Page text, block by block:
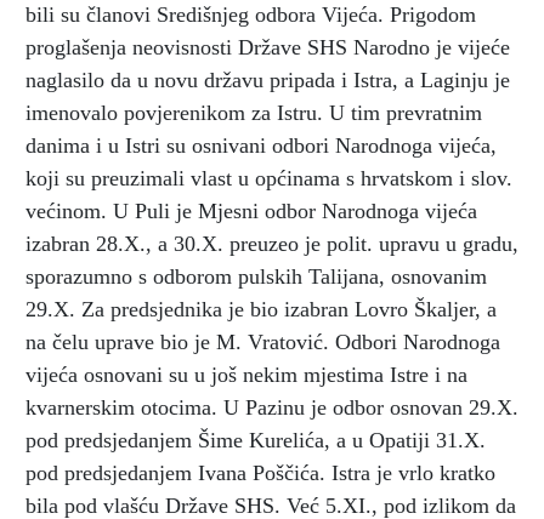
bili su članovi Središnjeg odbora Vijeća. Prigodom
proglašenja neovisnosti Države SHS Narodno je vijeće
naglasilo da u novu državu pripada i Istra, a Laginju je
imenovalo povjerenikom za Istru. U tim prevratnim
danima i u Istri su osnivani odbori Narodnoga vijeća,
koji su preuzimali vlast u općinama s hrvatskom i slov.
većinom. U Puli je Mjesni odbor Narodnoga vijeća
izabran 28.X., a 30.X. preuzeo je polit. upravu u gradu,
sporazumno s odborom pulskih Talijana, osnovanim
29.X. Za predsjednika je bio izabran Lovro Škaljer, a
na čelu uprave bio je M. Vratović. Odbori Narodnoga
vijeća osnovani su u još nekim mjestima Istre i na
kvarnerskim otocima. U Pazinu je odbor osnovan 29.X.
pod predsjedanjem Šime Kurelića, a u Opatiji 31.X.
pod predsjedanjem Ivana Poščića. Istra je vrlo kratko
bila pod vlašću Države SHS. Već 5.XI., pod izlikom da